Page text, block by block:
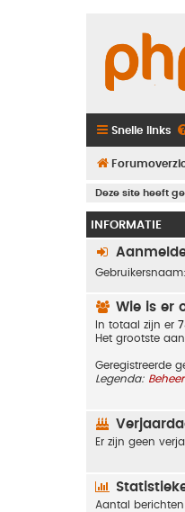
Snelle links
Deze site heeft
INFORMATIE
Gebruikersnaam:
Wie is er
In totaal zijn er
Het grootste
Geregistreerde
Legenda:
Er zijn geen
Aantal berichten